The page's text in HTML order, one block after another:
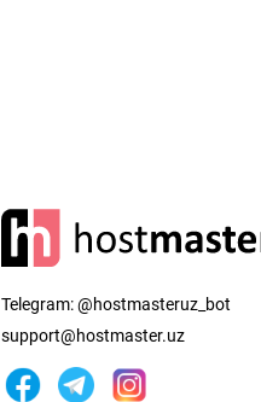
Telegram:@hostmasteruz_bot
support@hostmaster.uz